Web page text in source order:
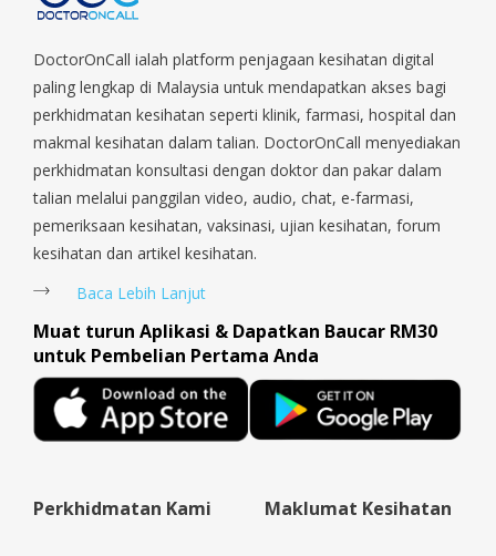
Parade, Marina, Macpherson, Mandai, Newton, Novena,
Queenstown, Raffles Place, Rochor, River Valley, Sembawang,
Sengkang, Serangoon, Serangoon Rd, Seletar, Tampines, Toa
Payoh, Tanjong Pagar, Telok Blangah, Tanglin, Thomson, Tuas,
Tengah, Upper East Coast, Upper Bukit Timah, Upper Thomson,
Woodlands, West Coast, Yishun, Yio Chu Kang.
DoctorOnCall ialah platform penjagaan kesihatan digital
paling lengkap di Malaysia untuk mendapatkan akses bagi
perkhidmatan kesihatan seperti klinik, farmasi, hospital dan
makmal kesihatan dalam talian. DoctorOnCall menyediakan
perkhidmatan konsultasi dengan doktor dan pakar dalam
talian melalui panggilan video, audio, chat, e-farmasi,
pemeriksaan kesihatan, vaksinasi, ujian kesihatan, forum
kesihatan dan artikel kesihatan.
Baca Lebih Lanjut
Muat turun Aplikasi & Dapatkan Baucar RM30
untuk Pembelian Pertama Anda
Perkhidmatan Kami Maklumat Kesihatan